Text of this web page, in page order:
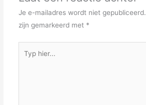
Je e-mailadres wordt niet gepubliceerd.
zijn gemarkeerd met *
hier...